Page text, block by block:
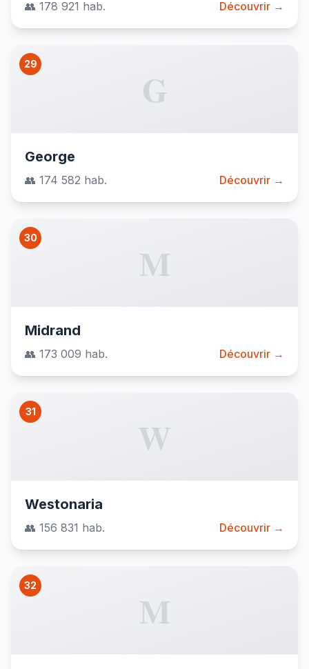
👥 178 921 hab. Découvrir →
29
G
George
👥 174 582 hab. Découvrir →
30
M
Midrand
👥 173 009 hab. Découvrir →
31
W
Westonaria
👥 156 831 hab. Découvrir →
32
M